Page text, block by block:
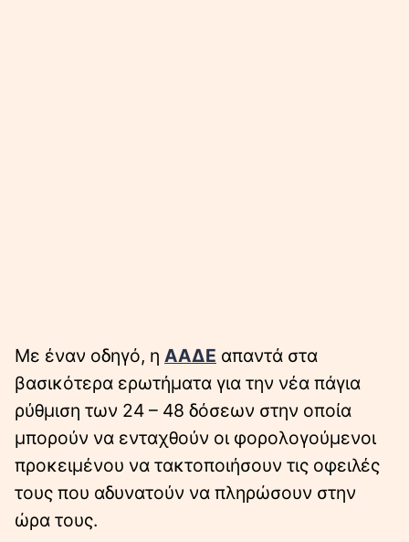
Με έναν οδηγό, η ΑΑΔΕ απαντά στα
βασικότερα ερωτήματα για την νέα πάγια
ρύθμιση των 24 – 48 δόσεων στην οποία
μπορούν να ενταχθούν οι φορολογούμενοι
προκειμένου να τακτοποιήσουν τις οφειλές
τους που αδυνατούν να πληρώσουν στην
ώρα τους.